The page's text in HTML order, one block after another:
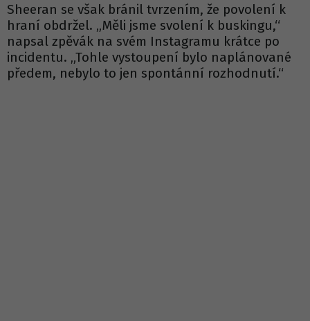
Sheeran se však bránil tvrzením, že povolení k
hraní obdržel. „Měli jsme svolení k buskingu,“
napsal zpěvák na svém Instagramu krátce po
incidentu. „Tohle vystoupení bylo naplánované
předem, nebylo to jen spontánní rozhodnutí.“